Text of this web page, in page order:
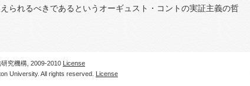
られるべきであるというオーギュスト・コントの実証主義の哲
究機構, 2009-2010 License
University. All rights reserved. License